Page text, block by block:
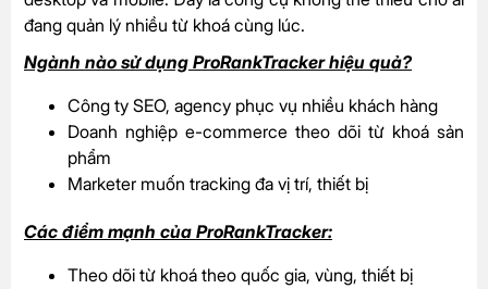
đang quản lý nhiều từ khoá cùng lúc.
Ngành nào sử dụng ProRankTracker hiệu quả?
Công ty SEO, agency phục vụ nhiều khách hàng
Doanh nghiệp e-commerce theo dõi từ khoá sản
phẩm
Marketer muốn tracking đa vị trí, thiết bị
Các điểm mạnh của ProRankTracker:
Theo dõi từ khoá theo quốc gia, vùng, thiết bị